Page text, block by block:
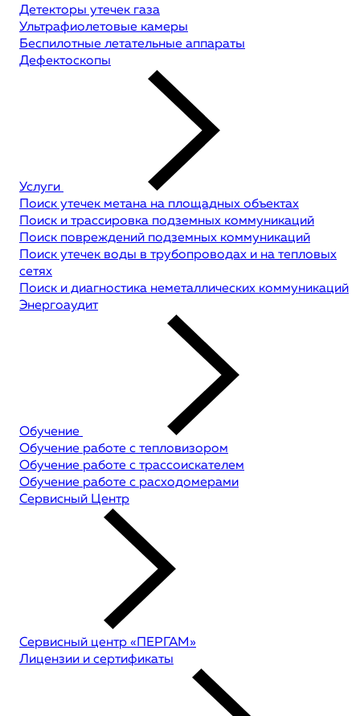
Детекторы утечек газа
Ультрафиолетовые камеры
Беспилотные летательные аппараты
Дефектоскопы
Услуги
Поиск утечек метана на площадных объектах
Поиск и трассировка подземных коммуникаций
Поиск повреждений подземных коммуникаций
Поиск утечек воды в трубопроводах и на тепловых
сетях
Поиск и диагностика неметаллических коммуникаций
Энергоаудит
Обучение
Обучение работе с тепловизором
Обучение работе с трассоискателем
Обучение работе с расходомерами
Сервисный Центр
Сервисный центр «ПЕРГАМ»
Лицензии и сертификаты